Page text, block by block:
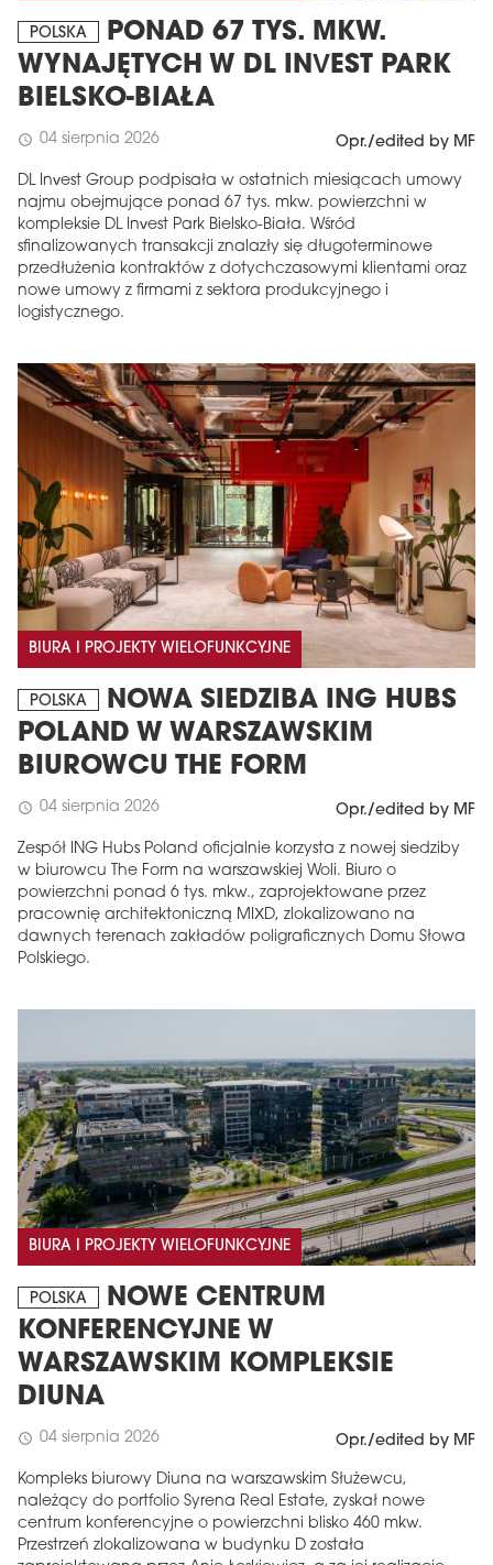
POLSKA
PONAD 67 TYS. MKW.
WYNAJĘTYCH W DL INVEST PARK
BIELSKO-BIAŁA
schedule 04 sierpnia 2026 Opr./edited by MF
DL Invest Group podpisała w ostatnich miesiącach umowy
najmu obejmujące ponad 67 tys. mkw. powierzchni w
kompleksie DL Invest Park Bielsko-Biała. Wśród
sfinalizowanych transakcji znalazły się długoterminowe
przedłużenia kontraktów z dotychczasowymi klientami oraz
nowe umowy z firmami z sektora produkcyjnego i
logistycznego.
BIURA I PROJEKTY WIELOFUNKCYJNE
POLSKA
NOWA SIEDZIBA ING HUBS
POLAND W WARSZAWSKIM
BIUROWCU THE FORM
schedule 04 sierpnia 2026 Opr./edited by MF
Zespół ING Hubs Poland oficjalnie korzysta z nowej siedziby
w biurowcu The Form na warszawskiej Woli. Biuro o
powierzchni ponad 6 tys. mkw., zaprojektowane przez
pracownię architektoniczną MIXD, zlokalizowano na
dawnych terenach zakładów poligraficznych Domu Słowa
Polskiego.
BIURA I PROJEKTY WIELOFUNKCYJNE
POLSKA
NOWE CENTRUM
KONFERENCYJNE W
WARSZAWSKIM KOMPLEKSIE
DIUNA
schedule 04 sierpnia 2026 Opr./edited by MF
Kompleks biurowy Diuna na warszawskim Służewcu,
należący do portfolio Syrena Real Estate, zyskał nowe
centrum konferencyjne o powierzchni blisko 460 mkw.
Przestrzeń zlokalizowana w budynku D została